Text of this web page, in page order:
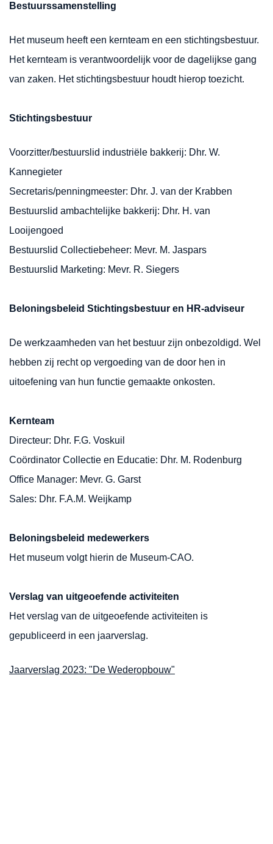
Bestuurssamenstelling
Het museum heeft een kernteam en een stichtingsbestuur.
Het kernteam is verantwoordelijk voor de dagelijkse gang
van zaken. Het stichtingsbestuur houdt hierop toezicht.
Stichtingsbestuur
Voorzitter/bestuurslid industriële bakkerij: Dhr. W.
Kannegieter
Secretaris/penningmeester: Dhr. J. van der Krabben
Bestuurslid ambachtelijke bakkerij: Dhr. H. van
Looijengoed
Bestuurslid Collectiebeheer: Mevr. M. Jaspars
Bestuurslid Marketing: Mevr. R. Siegers
Beloningsbeleid Stichtingsbestuur en HR-adviseur
De werkzaamheden van het bestuur zijn onbezoldigd. Wel
hebben zij recht op vergoeding van de door hen in
uitoefening van hun functie gemaakte onkosten.
Kernteam
Directeur: Dhr. F.G. Voskuil
Coördinator Collectie en Educatie: Dhr. M. Rodenburg
Office Manager: Mevr. G. Garst
Sales: Dhr. F.A.M. Weijkamp
Beloningsbeleid medewerkers
Het museum volgt hierin de Museum-CAO.
Verslag van uitgeoefende activiteiten
Het verslag van de uitgeoefende activiteiten is
gepubliceerd in een jaarverslag.
Jaarverslag 2023: "De Wederopbouw"